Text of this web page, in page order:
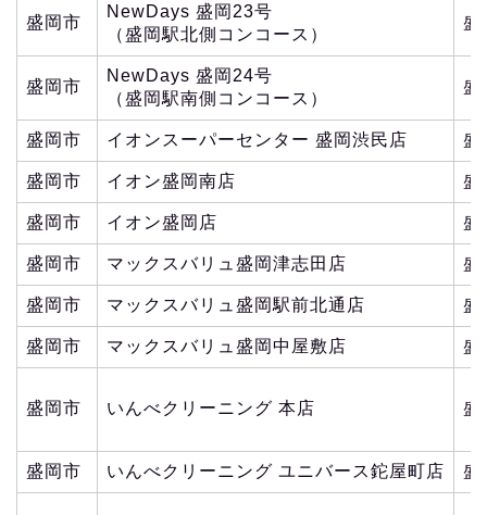
盛岡市
NewDays 盛岡23号
（盛岡駅北側コンコース）
盛
盛岡市
NewDays 盛岡24号
（盛岡駅南側コンコース）
盛
盛岡市 イオンスーパーセンター 盛岡渋民店 盛
盛岡市 イオン盛岡南店 盛
盛岡市 イオン盛岡店 盛
盛岡市 マックスバリュ盛岡津志田店 盛
盛岡市 マックスバリュ盛岡駅前北通店 盛
盛岡市 マックスバリュ盛岡中屋敷店 盛
盛岡市 いんべクリーニング 本店 盛
盛岡市 いんべクリーニング ユニバース鉈屋町店 盛